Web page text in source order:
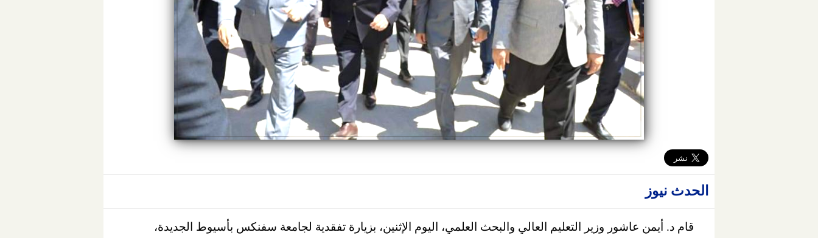
الحدث نيوز
قام د. أيمن عاشور وزير التعليم العالي والبحث العلمي، اليوم الإثنين، بزيارة تفقدية لجامعة سفنكس بأسيوط الجديدة،